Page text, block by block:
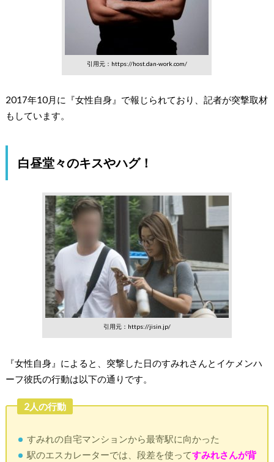
引用元：https://host.dan-work.com/
2017年10月に『女性自身』で報じられており、記者が突撃取材
もしています。
白昼堂々のキスやハグ！
引用元：https://jisin.jp/
『女性自身』によると、突撃した日のすみれさんとイケメンハ
ーフ彼氏の行動は以下の通りです。
2人の行動
すみれの自宅マンションから最寄駅に向かった
駅のエスカレーターでは、段差を使ってすみれさんが背